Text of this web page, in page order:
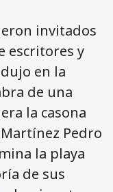
invitados
escritores y
en la
de una
la casona
Pedro
la playa
de sus